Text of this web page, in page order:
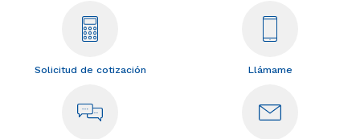
Solicitud de cotización Llámame